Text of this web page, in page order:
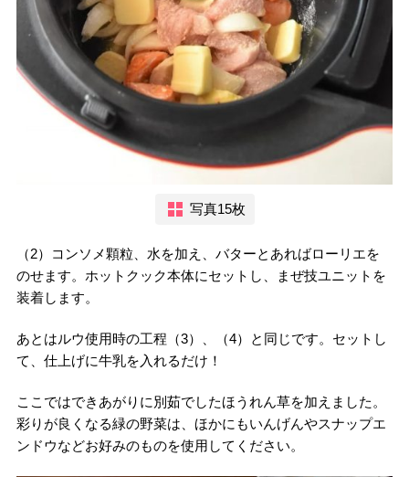
写真15枚
（2）コンソメ顆粒、水を加え、バターとあればローリエを
のせます。ホットクック本体にセットし、まぜ技ユニットを
装着します。
あとはルウ使用時の工程（3）、（4）と同じです。セットし
て、仕上げに牛乳を入れるだけ！
ここではできあがりに別茹でしたほうれん草を加えました。
彩りが良くなる緑の野菜は、ほかにもいんげんやスナップエ
ンドウなどお好みのものを使用してください。